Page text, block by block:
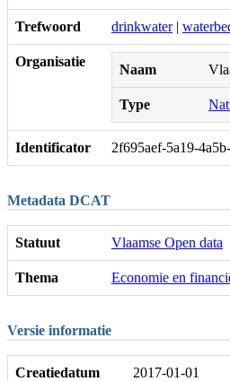
Trefwoord drinkwater|
Organisatie
Naam
Type
Identificator 2f695aef-5a19-
Metadata DCAT
Statuut Vlaamse Open data
Thema Economie en
Versie informatie
Creatiedatum 2017-01-01